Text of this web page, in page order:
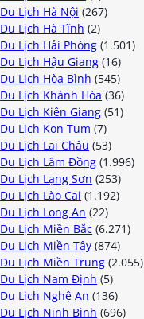
Du Lịch Hà Nội (267)
Du Lịch Hà Tĩnh (2)
Du Lịch Hải Phòng (1.501)
Du Lịch Hậu Giang (16)
Du Lịch Hòa Bình (545)
Du Lịch Khánh Hòa (36)
Du Lịch Kiên Giang (51)
Du Lịch Kon Tum (7)
Du Lịch Lai Châu (53)
Du Lịch Lâm Đồng (1.996)
Du Lịch Lạng Sơn (253)
Du Lịch Lào Cai (1.192)
Du Lịch Long An (22)
Du Lịch Miền Bắc (6.271)
Du Lịch Miền Tây (874)
Du Lịch Miền Trung (2.055)
Du Lịch Nam Định (5)
Du Lịch Nghệ An (136)
Du Lịch Ninh Bình (696)